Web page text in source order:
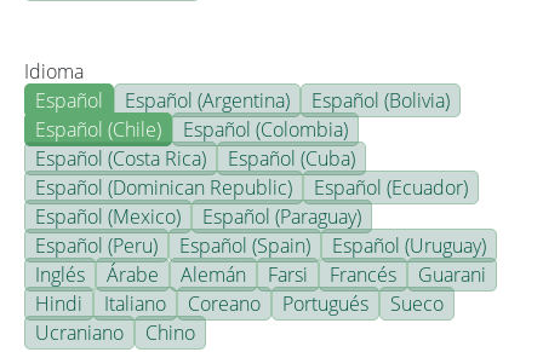
Idioma
Español
Español (Argentina)
Español (Bolivia)
Español (Chile)
Español (Colombia)
Español (Costa Rica)
Español (Cuba)
Español (Dominican Republic)
Español (Ecuador)
Español (Mexico)
Español (Paraguay)
Español (Peru)
Español (Spain)
Español (Uruguay)
Inglés
Árabe Alemán Farsi Francés
Guarani
Hindi
Italiano Coreano Portugués
Sueco
Ucraniano
Chino